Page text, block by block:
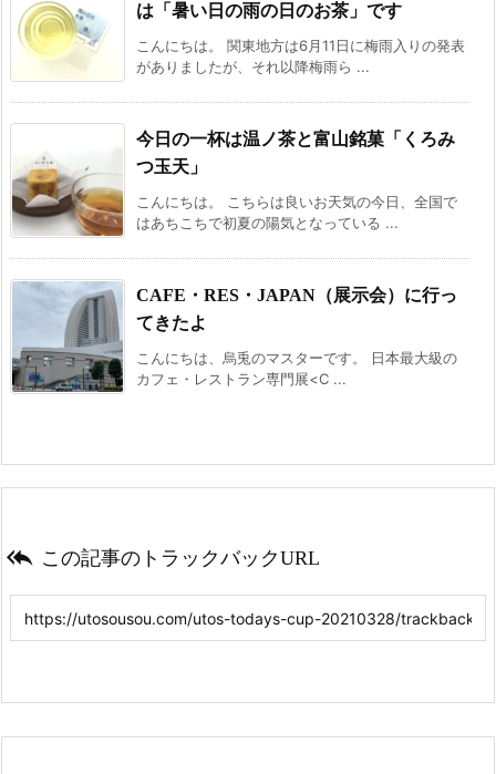
は「暑い日の雨の日のお茶」です
こんにちは。 関東地方は6月11日に梅雨入りの発表
がありましたが、それ以降梅雨ら ...
今日の一杯は温ノ茶と富山銘菓「くろみ
つ玉天」
こんにちは。 こちらは良いお天気の今日、全国で
はあちこちで初夏の陽気となっている ...
CAFE・RES・JAPAN（展示会）に行っ
てきたよ
こんにちは、烏兎のマスターです。 日本最大級の
カフェ・レストラン専門展<C ...
 この記事のトラックバックURL